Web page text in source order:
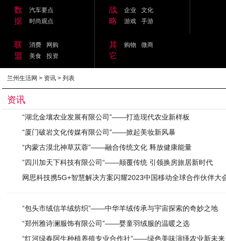
数
据
汽车要点
时尚观点
战
略
企业
文化
游戏
手游
联
盟
消费
网购
美食
投资
其
它
购物 微商
兰州生活网 > 资讯 > 列表
资讯
“湖北金壤农业发展有限公司”——打造现代农业新样板
“厦门破岩文化传媒有限公司”——掀起美妆新风暴
“内蒙古漠北神草苁蓉”——融合传统文化 释放健康能量
”四川加天下科技有限公司“——颠覆传统 引领换房旅居新时代
网思科技携5G+智慧解决方案闪耀2023中国移动全球合作伙伴大
“包头市绒信羊绒纺织”——中华羊绒传承与宇宙探索的奇妙之地
“郑州雅诗澜服饰有限公司”——婴童羽绒服的温暖之选
“红河绿春阿生种植养殖专业合作社”——绿色美味演绎农业新未来